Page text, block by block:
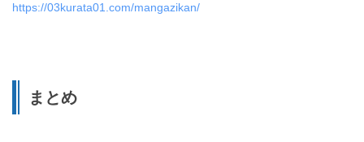
https://03kurata01.com/mangazikan/
まとめ